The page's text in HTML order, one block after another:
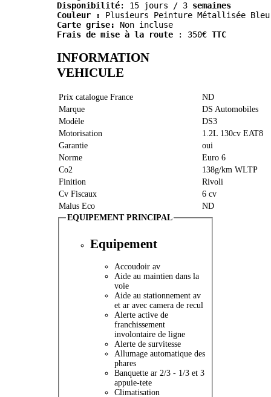
Disponibilité: 15 jours / 3 semaines
Couleur :
Plusieurs Peinture Métallisée
Carte grise:
Non incluse
Frais de mise à la route : 350€ TTC
INFORMATION
VEHICULE
Prix catalogue France
ND
Marque
DS Automobiles
Modèle
DS3
Motorisation
1.2L 130cv EAT8
Garantie
oui
Norme
Euro 6
Co2
138g/km WLTP
Finition
Rivoli
Cv Fiscaux
6 cv
Malus Eco
ND
EQUIPEMENT PRINCIPAL
Equipement
Accoudoir av
Aide au maintien dans la
voie
Aide au stationnement av
et ar avec camera de recul
Alerte active de
franchissement
involontaire de ligne
Alerte de survitesse
Allumage automatique des
phares
Banquette ar 2/3 - 1/3 et 3
appuie-tete
Climatisation